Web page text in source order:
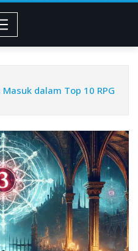
dalam Top 10 RPG